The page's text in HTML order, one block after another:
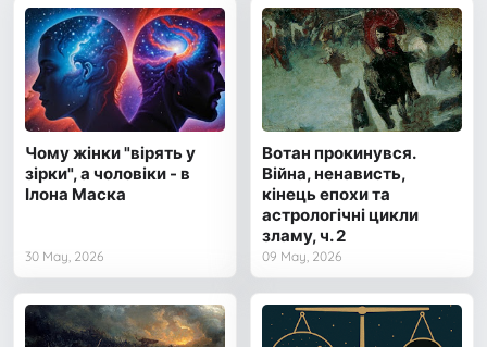
Чому жінки "вірять у
зірки", а чоловіки - в
Ілона Маска
30 May, 2026
Вотан прокинувся.
Війна, ненависть,
кінець епохи та
астрологічні цикли
зламу, ч. 2
09 May, 2026